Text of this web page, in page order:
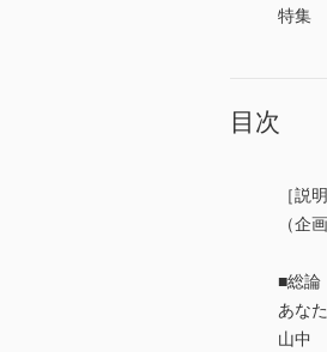
特集
目次
［説
（企
■総論
あな
山中